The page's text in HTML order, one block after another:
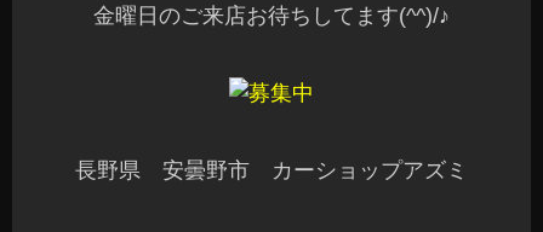
金曜日のご来店お待ちしてます(^^)/♪
長野県 安曇野市 カーショップアズミ